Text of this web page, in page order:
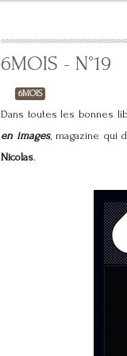
6MOIS - N°19
6MOIS
Dans toutes les bonnes
en images, magazine qui
Nicolas.